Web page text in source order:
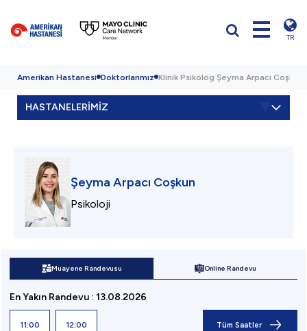
TR
Amerikan Hastanesi Doktorlarımız Klinik Psikolog Şeyma Arpacı Coşkun
HASTANELERİMİZ
Şeyma Arpacı Coşkun
Psikoloji
Muayene Randevusu Online Randevu
En Yakın Randevu : 13.08.2026
11:00 12:00 Tüm Saatler